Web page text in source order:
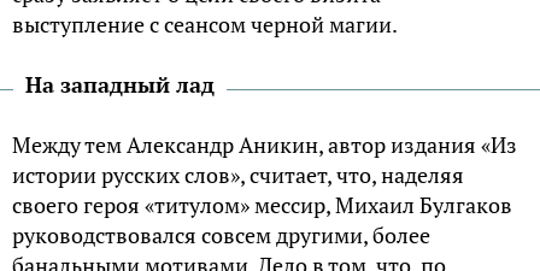
выступление с сеансом черной магии.
На западный лад
Между тем Александр Аникин, автор издания «Из
истории русских слов», считает, что, наделяя
своего героя «титулом» мессир, Михаил Булгаков
руководствовался совсем другими, более